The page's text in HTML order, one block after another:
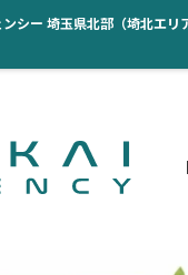
シー 埼玉県北部（埼北エ